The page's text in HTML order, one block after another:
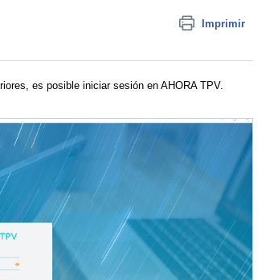
Imprimir
es posible iniciar sesión en AHORA TPV.